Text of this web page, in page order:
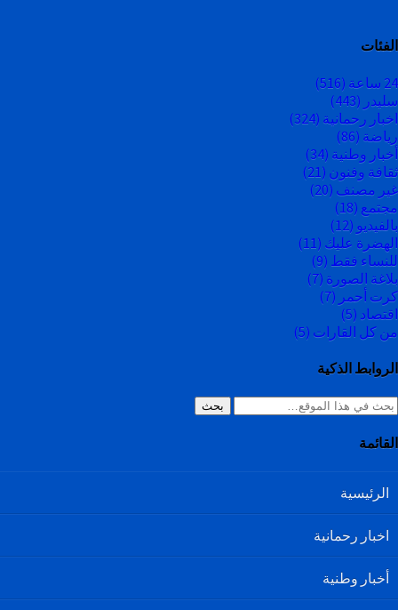
الفئات
24 ساعة
(516)
سليدر (443)
اخبار رحمانية (324)
رياضة (86)
أخبار وطنية (34)
ثقافة وفنون (21)
غير مصنف (20)
مجتمع (18)
بالفيديو (12)
الهضرة عليك (11)
للنساء فقط (9)
بلاغة الصورة (7)
كرت أحمر (7)
اقتصاد (5)
من كل القارات (5)
الروابط الذكية
بحث
القائمة
الرئيسية
اخبار رحمانية
أخبار وطنية